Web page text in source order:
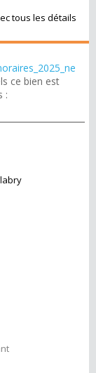
tous les détails
ce bien est
: